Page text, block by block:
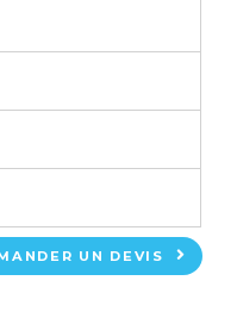
UN DEVIS